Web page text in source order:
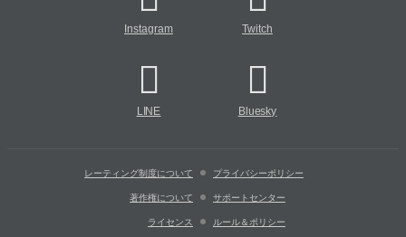
Instagram Twitch
LINE Bluesky
レーティング制度について プライバシーポリシー
著作権について サポートセンター
ライセンス ルール＆ポリシー